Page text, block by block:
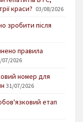
краси? 03/08/2026
зробити після
правила
07/2026
номер для
31/07/2026
етап